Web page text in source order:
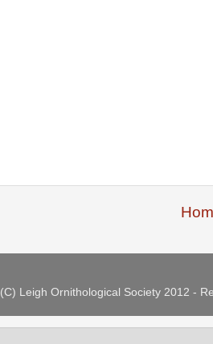
(C) Leigh Ornithological Society 2012 -